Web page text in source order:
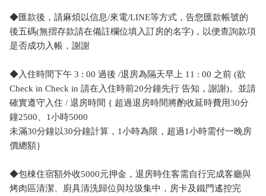
◆匯款後，請麻煩以信息/來電/LINE等方式，告您匯款帳號的
後五碼(無摺存款請在備註欄位填入訂房的名字)，以便查詢款項
是否成功入帳，謝謝
◆入住時間下午 3 : 00 過後 /退房為隔天早上 11 : 00 之前 (欲
Check in Check in 請在入住時前20分鐘先行 告知，謝謝)。並請
確實遵守入住 / 退房時間 { 超過退房時間將酌收延時費用30分
鐘2500、1小時5000
未滿30分鐘以30分鐘計算，1小時為限，超過1小時需付一晚房
價總額｝
◆包棟住宿額外收5000元押金，退房時住客需自行完成客廳與
烤肉區清潔、廚具清洗歸位與垃圾集中，房卡及鐵門遙控完